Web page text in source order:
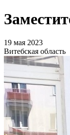
19 мая 2023
Витебская область